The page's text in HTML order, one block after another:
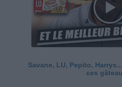
Savane, LU, Pepito,
ces